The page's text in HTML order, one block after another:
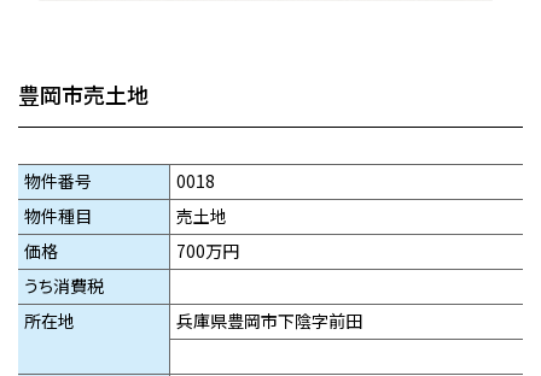
豊岡市売土地
物件番号
0018
物件種目
売土地
価格
700万円
うち消費税
所在地
兵庫県豊岡市下陰字前田